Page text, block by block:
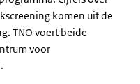
komen uit de
TNO voert beide
voor